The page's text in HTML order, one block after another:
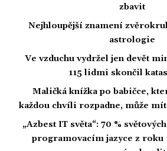
zbavit
Nejhloupější znamení
astrologie
Ve vzduchu vydržel jen devět
115 lidmi skončil
Maličká knížka po babičce,
každou chvíli rozpadne, může
„Azbest IT světa“: 70 %
programovacím jazyce z roku